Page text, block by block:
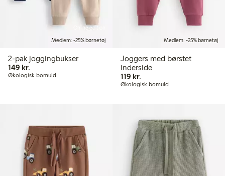
Online edition
Medlem: -25% børnetøj
2-pak joggingbukser
149 kr.
Økologisk bomuld
Medlem: -25% børnetøj
Joggers med børstet
inderside
119 kr.119,00 kr.
Økologisk bomuld